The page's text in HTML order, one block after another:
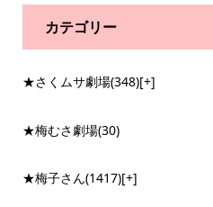
カテゴリー
★さくムサ劇場(348)[+]
★梅むさ劇場(30)
★梅子さん(1417)[+]